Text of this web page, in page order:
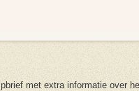
met extra informatie over